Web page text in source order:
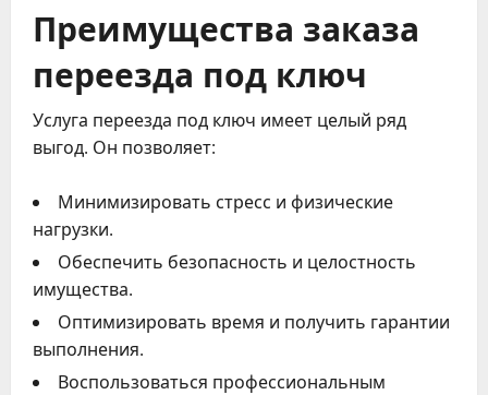
Преимущества заказа
переезда под ключ
Услуга переезда под ключ имеет целый ряд
выгод. Он позволяет:
Минимизировать стресс и физические
нагрузки.
Обеспечить безопасность и целостность
имущества.
Оптимизировать время и получить гарантии
выполнения.
Воспользоваться профессиональным